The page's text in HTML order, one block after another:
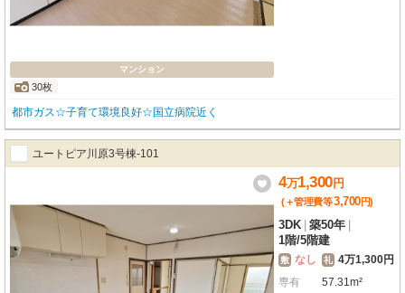
マンション
30枚
都市ガス☆子育て環境良好☆国立病院近く
ユートピア川原3号棟-101
4万1,300円
(＋管理費等3,700円)
3DK 築50年
1階/5階建
敷 なし 礼 4万1,300円
専有
57.31m²